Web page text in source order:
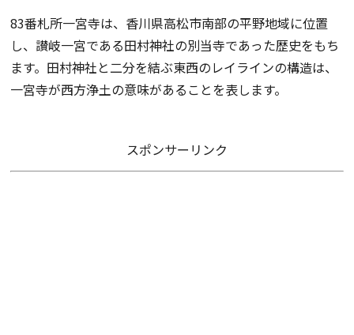
83番札所一宮寺は、香川県高松市南部の平野地域に位置
し、讃岐一宮である田村神社の別当寺であった歴史をもち
ます。田村神社と二分を結ぶ東西のレイラインの構造は、
一宮寺が西方浄土の意味があることを表します。
スポンサーリンク